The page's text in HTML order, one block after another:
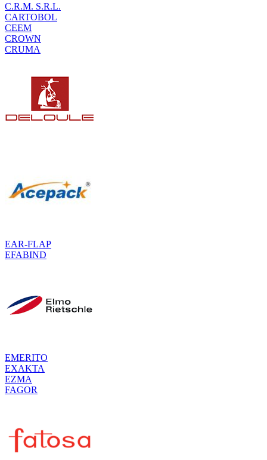
C.R.M. S.R.L.
CARTOBOL
CEEM
CROWN
CRUMA
EAR-FLAP
EFABIND
EMERITO
EXAKTA
EZMA
FAGOR